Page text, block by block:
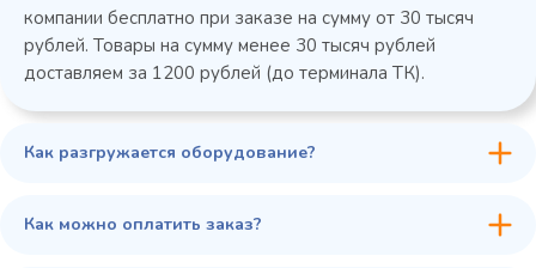
45 900 ₽
компании бесплатно при заказе на сумму от 30 тысяч
рублей. Товары на сумму менее 30 тысяч рублей
доставляем за 1200 рублей (до терминала ТК).
Как разгружается оборудование?
Как можно оплатить заказ?